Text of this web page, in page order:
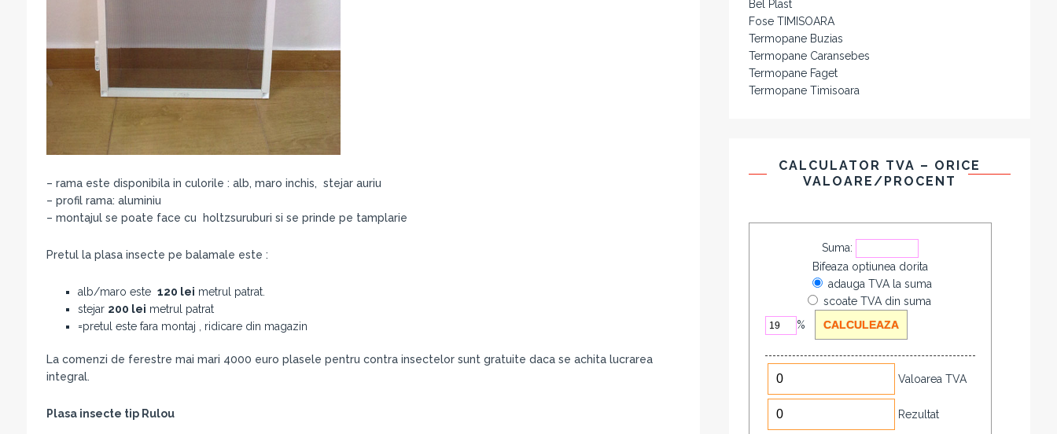
– rama este disponibila in culorile : alb, maro inchis, stejar auriu
– profil rama: aluminiu
– montajul se poate face cu holtzsuruburi si se prinde pe tamplarie
Pretul la plasa insecte pe balamale este :
alb/maro este 120 lei metrul patrat.
stejar 200 lei metrul patrat
=pretul este fara montaj , ridicare din magazin
La comenzi de ferestre mai mari 4000 euro plasele pentru contra insectelor sunt gratuite daca se achita lucrarea
integral.
Plasa insecte tip Rulou
Bel Plast
Fose TIMISOARA
Termopane Buzias
Termopane Caransebes
Termopane Faget
Termopane Timisoara
CALCULATOR TVA – ORICE
VALOARE/PROCENT
Suma:
Bifeaza optiunea dorita
adauga TVA la suma
scoate TVA din suma
%
Valoarea TVA
Rezultat